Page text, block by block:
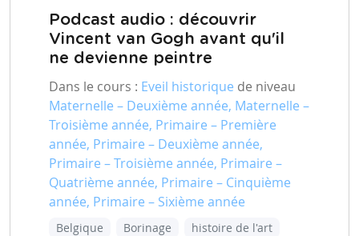
Podcast audio : découvrir
Vincent van Gogh avant qu'il
ne devienne peintre
Dans le cours : Eveil historique de niveau
Maternelle – Deuxième année, Maternelle –
Troisième année, Primaire – Première
année, Primaire – Deuxième année,
Primaire – Troisième année, Primaire –
Quatrième année, Primaire – Cinquième
année, Primaire – Sixième année
Belgique Borinage
histoire de l'art